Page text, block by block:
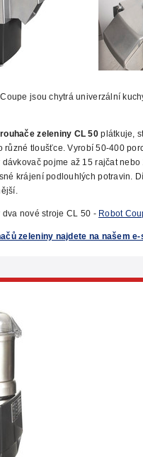
jsou chytráuniverzální
zeleniny CL 50 plátkuje,
různé tloušťce. Vyrobí 50-400
pojme až 15 rajčat
krájení podlouhlých potravin.
nové stroje CL 50 - Robot
zeleniny najdete na našem e-